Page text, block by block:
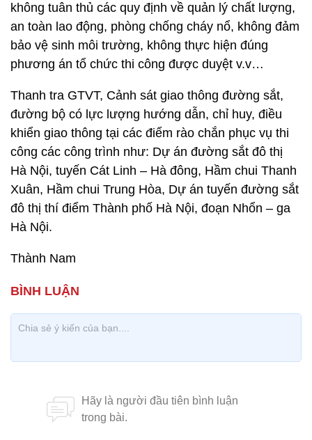
không tuân thủ các quy định về quản lý chất lượng,
an toàn lao động, phòng chống cháy nổ, không đảm
bảo vệ sinh môi trường, không thực hiện đúng
phương án tổ chức thi công được duyệt v.v…
Thanh tra GTVT, Cảnh sát giao thông đường sắt,
đường bộ có lực lượng hướng dẫn, chỉ huy, điều
khiển giao thông tại các điểm rào chắn phục vụ thi
công các công trình như: Dự án đường sắt đô thị
Hà Nội, tuyến Cát Linh – Hà đông, Hầm chui Thanh
Xuân, Hầm chui Trung Hòa, Dự án tuyến đường sắt
đô thị thí điểm Thành phố Hà Nội, đoạn Nhổn – ga
Hà Nội.
Thành Nam